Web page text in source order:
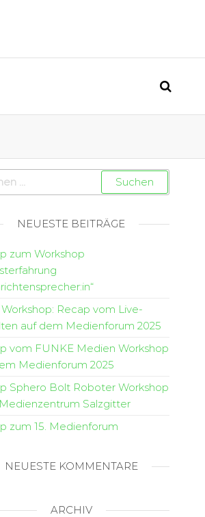
NEUESTE BEITRÄGE
zum Workshop
Recap vom Live-
auf dem Medienforum 2025
vom FUNKE Medien Workshop
Medienforum 2025
Sphero Bolt Roboter Workshop
Salzgitter
zum 15. Medienforum
NEUESTE KOMMENTARE
ARCHIV